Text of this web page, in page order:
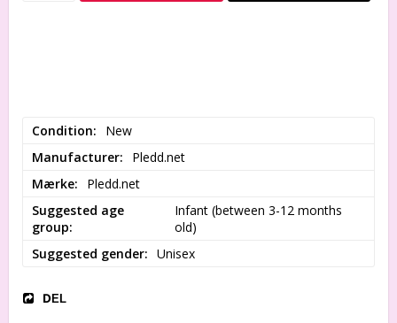
Condition
New
Manufacturer
Pledd.net
Mærke
Pledd.net
Suggested age
group
Infant (between 3-12 months
old)
Suggested gender
Unisex
DEL